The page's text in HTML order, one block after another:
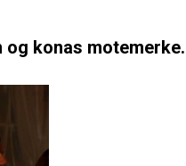
konas motemerke.